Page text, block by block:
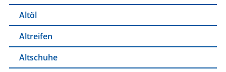
Altöl
Altreifen
Altschuhe